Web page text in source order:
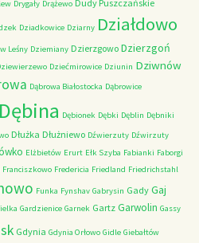
Drygały Drążewo Dudy Puszczańskie
Dziadkowice Dziarny Działdowo
Leśny Dziemiany Dzierzgowo Dzierzgoń
Dziećmirowice Dziunin Dziwnów
Dąbrowa Białostocka Dąbrowice
Dębina Dębionek Dębki Dęblin Dębniki
Dłużka Dłużniewo Dźwierzuty Dźwirzuty
Elżbietów Erurt Ełk Szyba Fabianki Faborgi
Franciszkowo Fredericia Friedland Friedrichstahl
Funka Fynshav Gabrysin Gady Gaj
Gardzienice Garnek Gartz Garwolin Gassy
Gdynia Gdynia Orłowo Gidle Giebałtów